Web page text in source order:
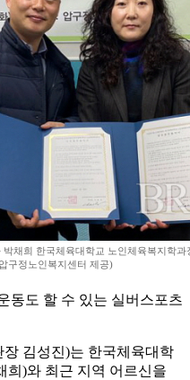
채희 한국체육대학교 노인체육복지학
구정노인복지센터 제공)
동도 할 수 있는 실버스포츠
김성진)는 한국체육대학
희)와 최근 지역 어르신을